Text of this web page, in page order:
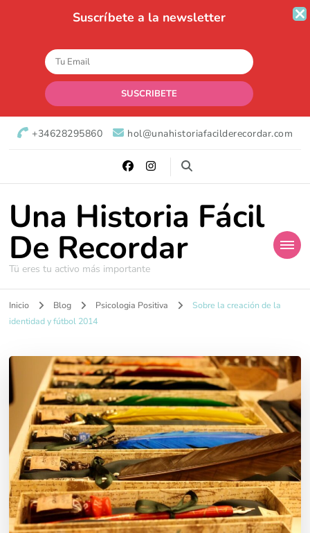
Suscríbete a la newsletter
+34628295860 hol@unahistoriafacilderecordar.com
Una Historia Fácil
De Recordar
Tü eres tu activo más importante
Inicio Blog Psicologia Positiva
Sobre la creación de la
identidad y fútbol 2014